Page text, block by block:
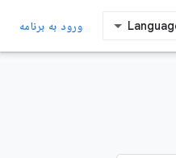
ورود به برنامه